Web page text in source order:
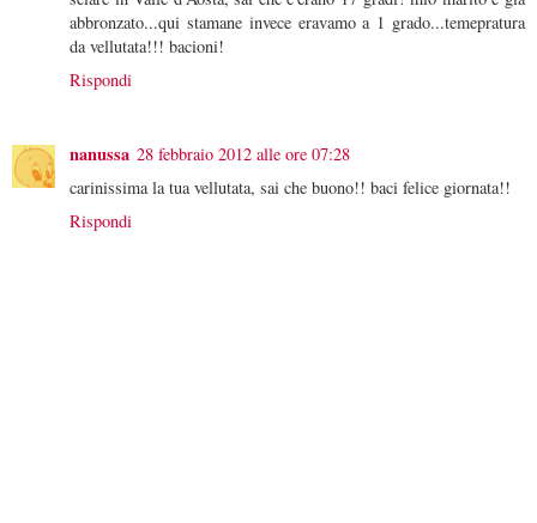
abbronzato...qui stamane invece eravamo a 1 grado...temepratura
da vellutata!!! bacioni!
Rispondi
nanussa 28 febbraio 2012 alle ore 07:28
carinissima la tua vellutata, sai che buono!! baci felice giornata!!
Rispondi